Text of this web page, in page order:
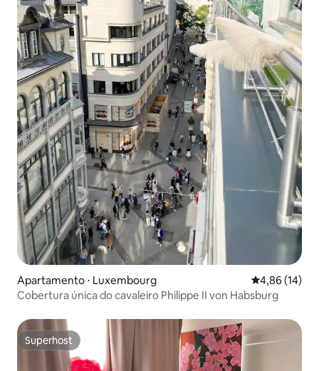
Apartamento ⋅ Luxembourg 4,86 de uma
4,86 (14)
Cobertura única do cavaleiro Philippe II von Habsburg
Superhost
Superhost